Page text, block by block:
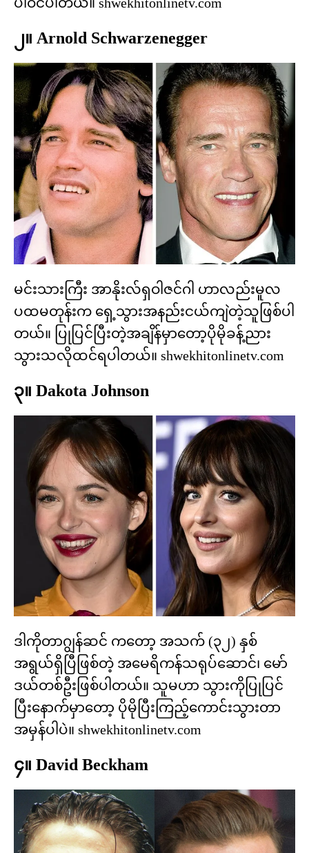
ပါဝင်ပါတယ်။ shwekhitonlinetv.com
၂။ Arnold Schwarzenegger
မင်းသားကြီး အာနိုးလ်ရှဝါဇင်ဂါ ဟာလည်းမူလ
ပထမတုန်းက ရှေ့သွားအနည်းငယ်ကျဲတဲ့သူဖြစ်ပါ
တယ်။ ပြုပြင်ပြီးတဲ့အချိန်မှာတော့ပိုမိုခန့်ညား
သွားသလိုထင်ရပါတယ်။ shwekhitonlinetv.com
၃။ Dakota Johnson
ဒါကိုတာဂျွန်ဆင် ကတော့ အသက် (၃၂) နှစ်
အရွယ်ရှိပြီဖြစ်တဲ့ အမေရိကန်သရုပ်ဆောင်၊ မော်
ဒယ်တစ်ဦးဖြစ်ပါတယ်။ သူမဟာ သွားကိုပြုပြင်
ပြီးနောက်မှာတော့ ပိုမိုပြီးကြည့်ကောင်းသွားတာ
အမှန်ပါပဲ။ shwekhitonlinetv.com
၄။ David Beckham